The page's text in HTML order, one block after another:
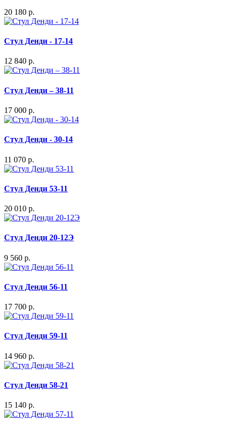
20 180 р.
Стул Денди - 17-14
12 840 р.
Стул Денди – 38-11
17 000 р.
Стул Денди - 30-14
11 070 р.
Стул Денди 53-11
20 010 р.
Стул Денди 20-12Э
9 560 р.
Стул Денди 56-11
17 700 р.
Стул Денди 59-11
14 960 р.
Стул Денди 58-21
15 140 р.